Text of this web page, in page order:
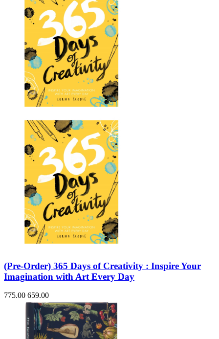
(Pre-Order) 365 Days of Creativity : Inspire Your
Imagination with Art Every Day
775.00 659.00